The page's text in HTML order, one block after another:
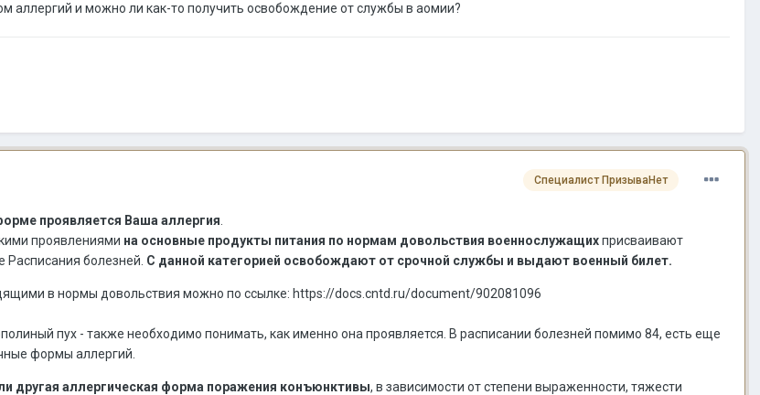
аллергий и можно ли как-то получить освобождение от службы в аомии?
Специалист ПризываНет
проявляется Ваша аллергия
проявлениями на основные продукты питания по нормам довольствия военнослужащихприсваивают
Расписания болезней. С данной категорией освобождают от срочной службы и выдают военный билет.
в нормы довольствия можно по ссылке: https://docs.cntd.ru/document/902081096
пух - также необходимо понимать, как именно она проявляется. В расписании болезней помимо 84, есть еще
формы аллергий.
другая аллергическая форма поражения конъюнктивы, в зависимости от степени выраженности, тяжести